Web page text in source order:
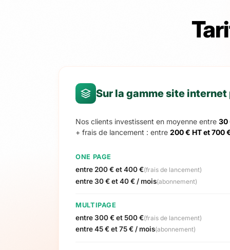
Sur la gamme site
Nos clients investissent en moyenne entre 30
+ frais de lancement : entre 200 € HT et 700
ONE PAGE
entre 200 € et 400 €(frais de lancement)
entre 30 € et 40 € / mois(abonnement)
MULTIPAGE
entre 300 € et 500 €(frais de lancement)
entre 45 € et 75 € / mois(abonnement)